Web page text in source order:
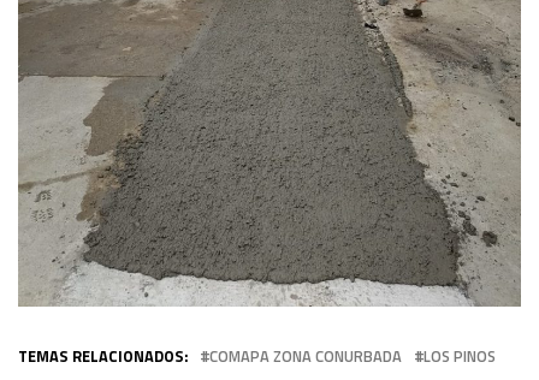
TEMAS RELACIONADOS: COMAPA ZONA CONURBADA LOS PINOS